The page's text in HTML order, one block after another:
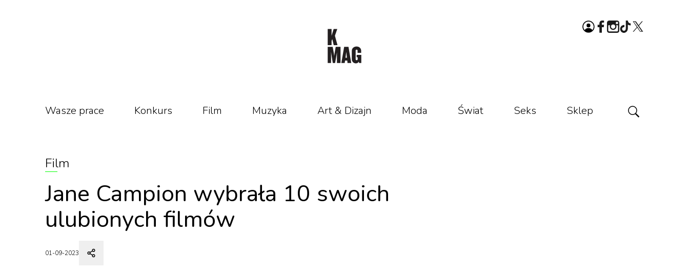
Wasze prace Konkurs Film Muzyka Art & Dizajn Moda Świat Seks Sklep
Film
Jane Campion wybrała 10 swoich
ulubionych filmów
01-09-2023